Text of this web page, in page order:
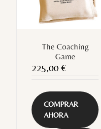
The Coaching
Game
225,00 €
COMPRAR
AHORA